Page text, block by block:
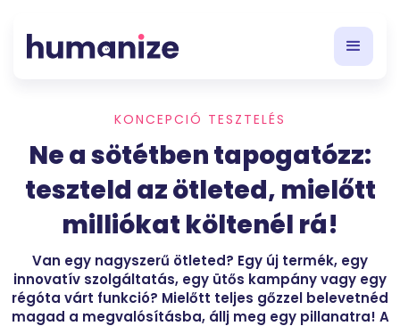
KONCEPCIÓ TESZTELÉS
Ne a sötétben tapogatózz:
teszteld az ötleted, mielőtt
milliókat költenél rá!
Van egy nagyszerű ötleted? Egy új termék, egy
innovatív szolgáltatás, egy ütős kampány vagy egy
régóta várt funkció? Mielőtt teljes gőzzel belevetnéd
magad a megvalósításba, állj meg egy pillanatra! A